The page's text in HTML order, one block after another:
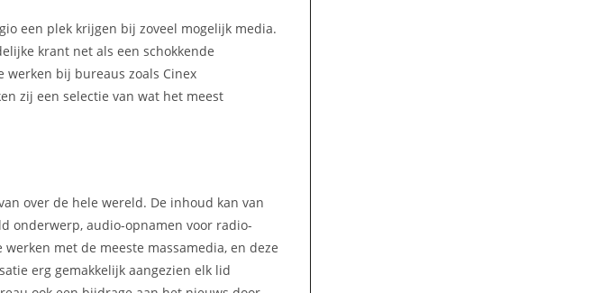
een plek krijgen bij zoveel mogelijk media.
krant net als een schokkende
werken bij bureaus zoals Cinex
zij een selectie van wat het meest
over de hele wereld. De inhoud kan van
onderwerp, audio-opnamen voor radio-
met de meeste massamedia, en deze
erg gemakkelijk aangezien elk lid